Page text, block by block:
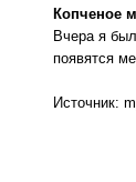
Копченое
Вчера я
появятся
Источник: